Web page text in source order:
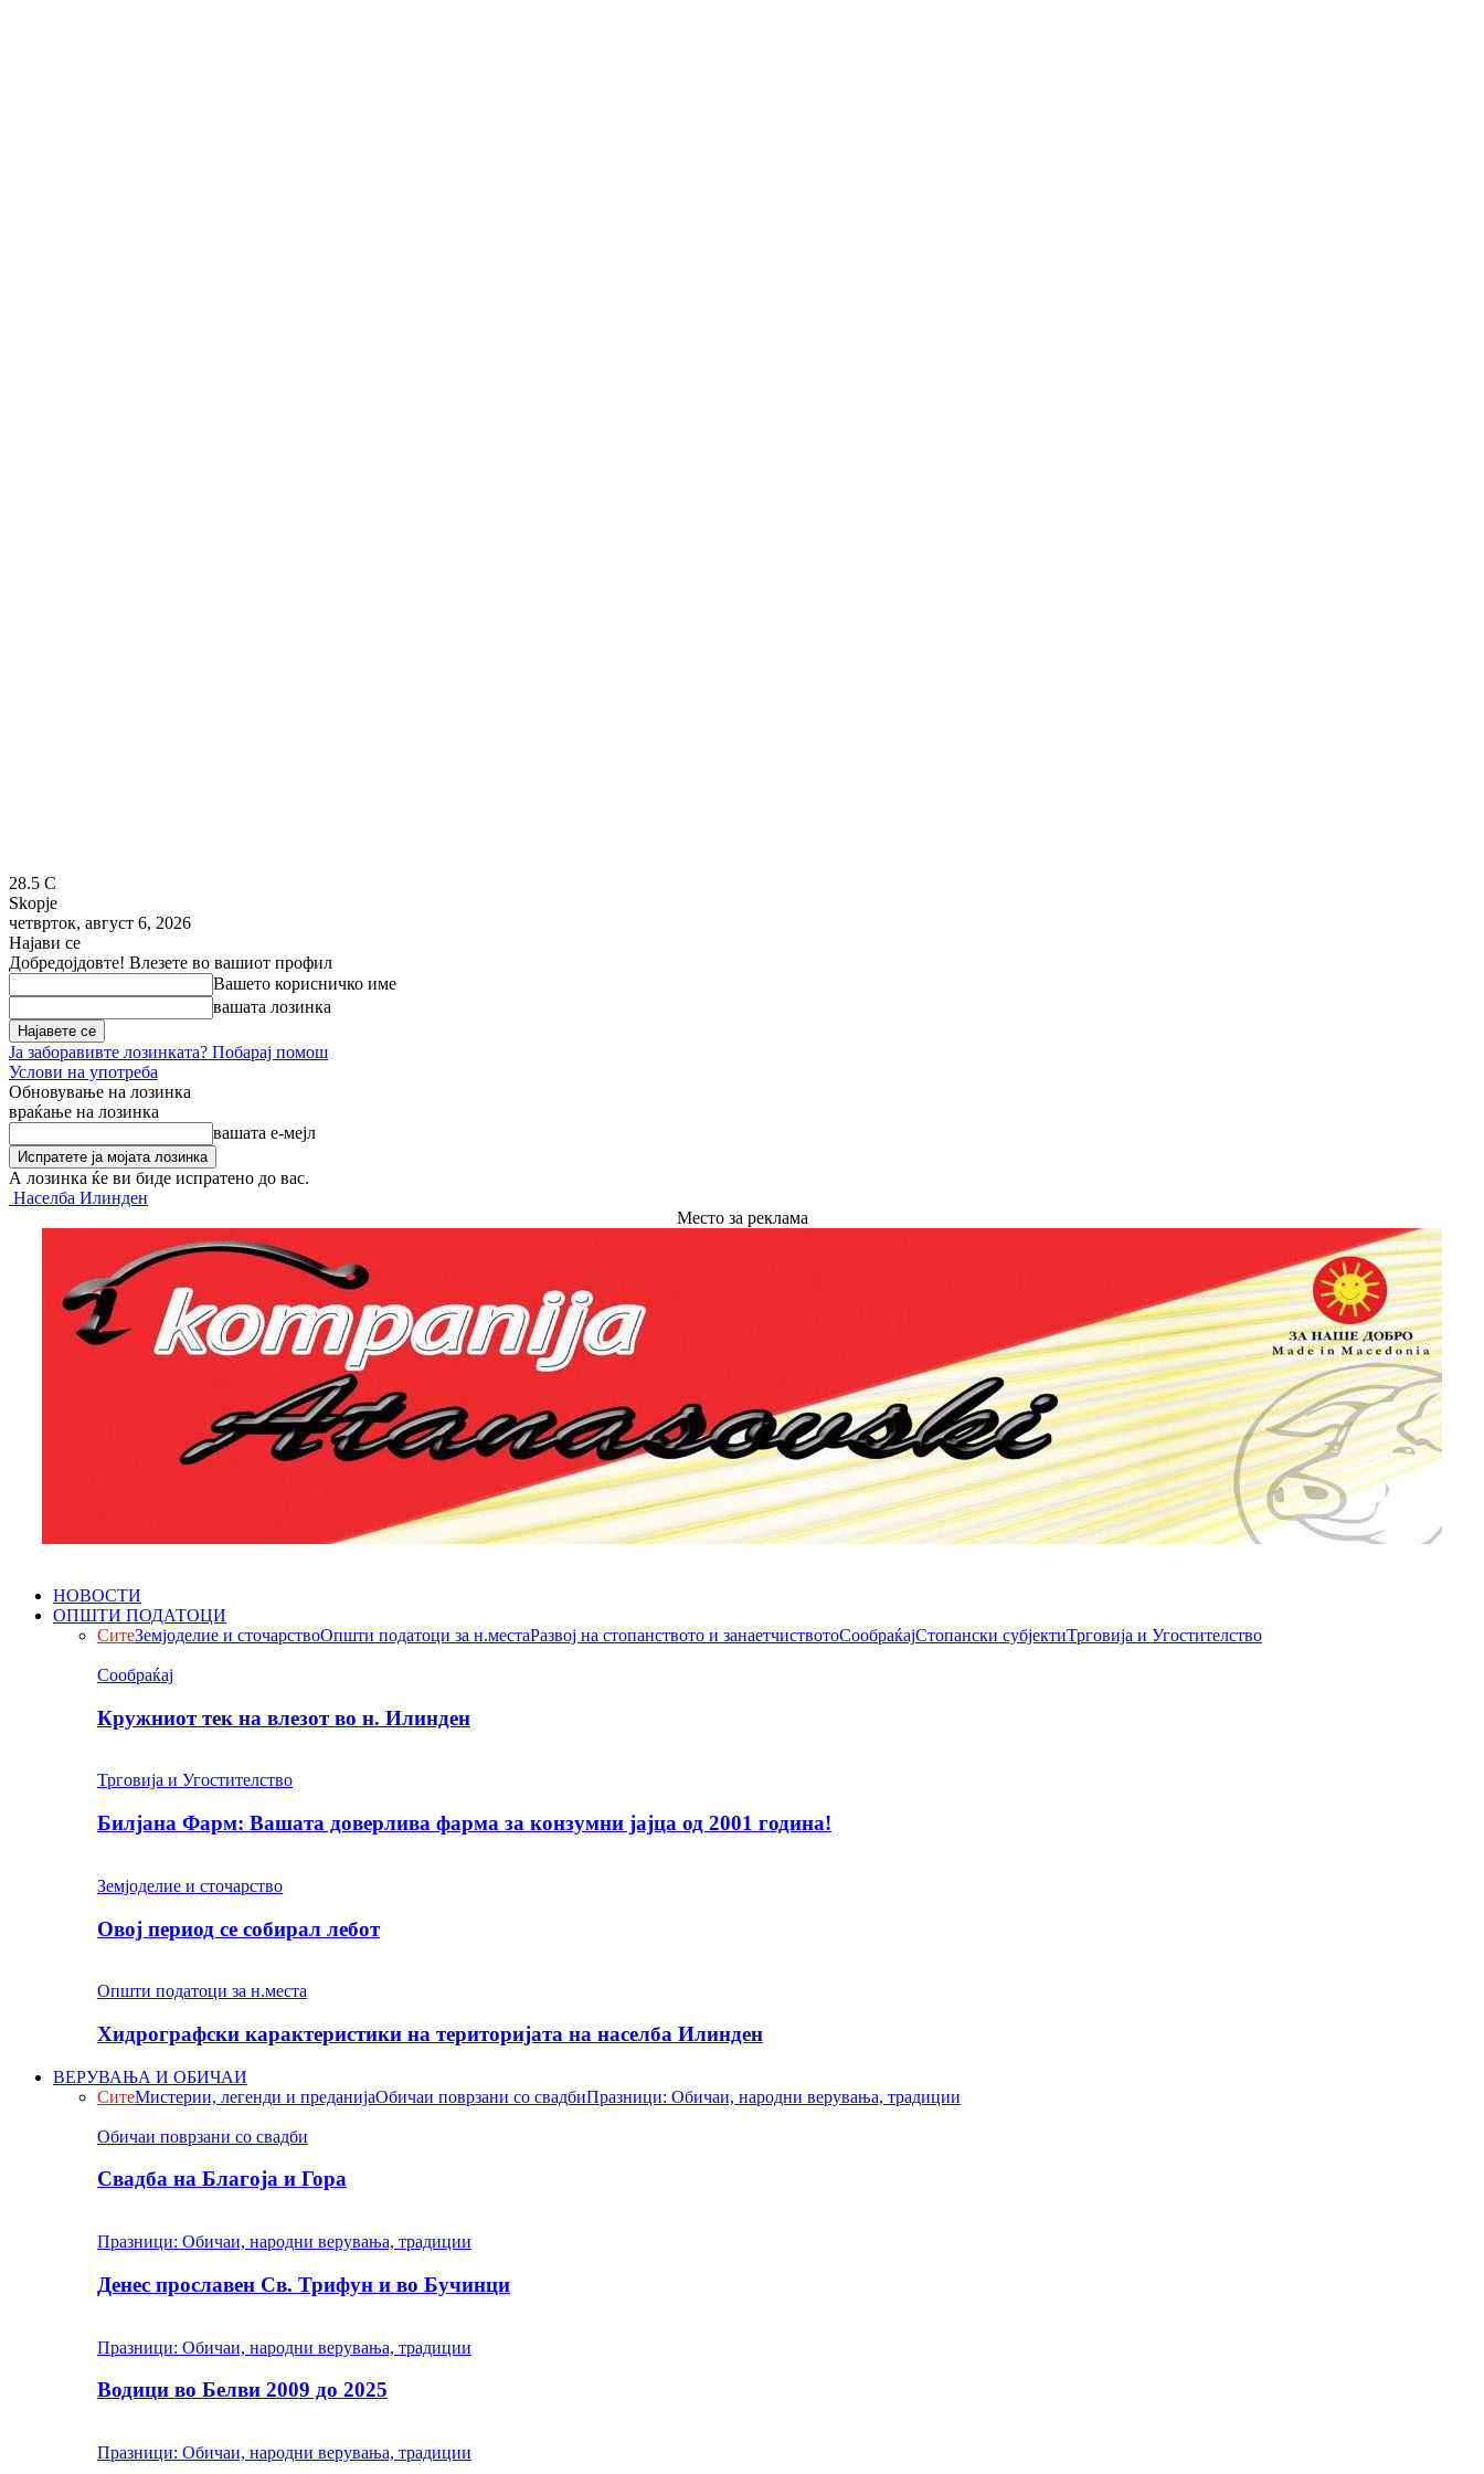
28.5 C
Skopje
четврток, август 6, 2026
Најави се
Добредојдовте! Влезете во вашиот профил
Вашето корисничко име
вашата лозинка
Ја заборавивте лозинката? Побарај помош
Услови на употреба
Обновување на лозинка
враќање на лозинка
вашата е-мејл
А лозинка ќе ви биде испратено до вас.
Населба Илинден
Место за реклама
НОВОСТИ
ОПШТИ ПОДАТОЦИ
СитеЗемјоделие и сточарствоОпшти податоци за н.местаРазвој на стопанството и занаетчиствотоСообраќајСтопански субјектиТрговија и Угостителство
Сообраќај
Кружниот тек на влезот во н. Илинден
Трговија и Угостителство
Билјана Фарм: Вашата доверлива фарма за конзумни јајца од 2001 година!
Земјоделие и сточарство
Овој период се собирал лебот
Општи податоци за н.места
Хидрографски карактеристики на територијата на населба Илинден
ВЕРУВАЊА И ОБИЧАИ
СитеМистерии, легенди и преданијаОбичаи поврзани со свадбиПразници: Обичаи, народни верувања, традиции
Обичаи поврзани со свадби
Свадба на Благоја и Гора
Празници: Обичаи, народни верувања, традиции
Денес прославен Св. Трифун и во Бучинци
Празници: Обичаи, народни верувања, традиции
Водици во Белви 2009 до 2025
Празници: Обичаи, народни верувања, традиции